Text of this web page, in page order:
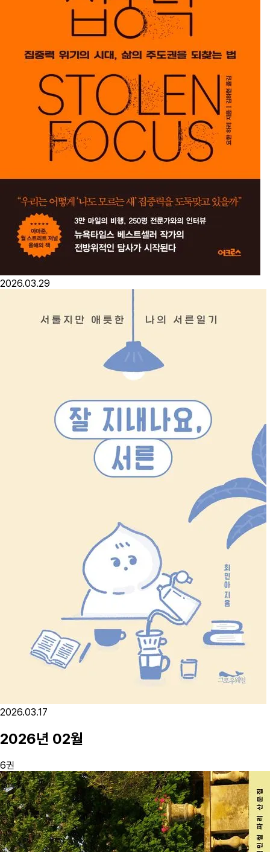
2026.03.29
2026.03.17
2026년 02월
6권